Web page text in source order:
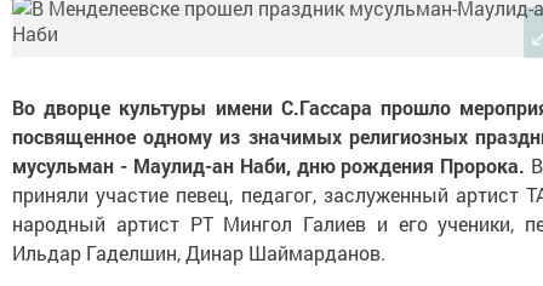
Во дворце культуры имени С.Гассара прошло
посвященное одному из значимых религиозных
мусульман - Маулид-ан Наби, дню рождения Пророка.
приняли участие певец, педагог, заслуженный артист
народный артист РТ Мингол Галиев и его ученики,
Ильдар Гаделшин, Динар Шаймарданов.